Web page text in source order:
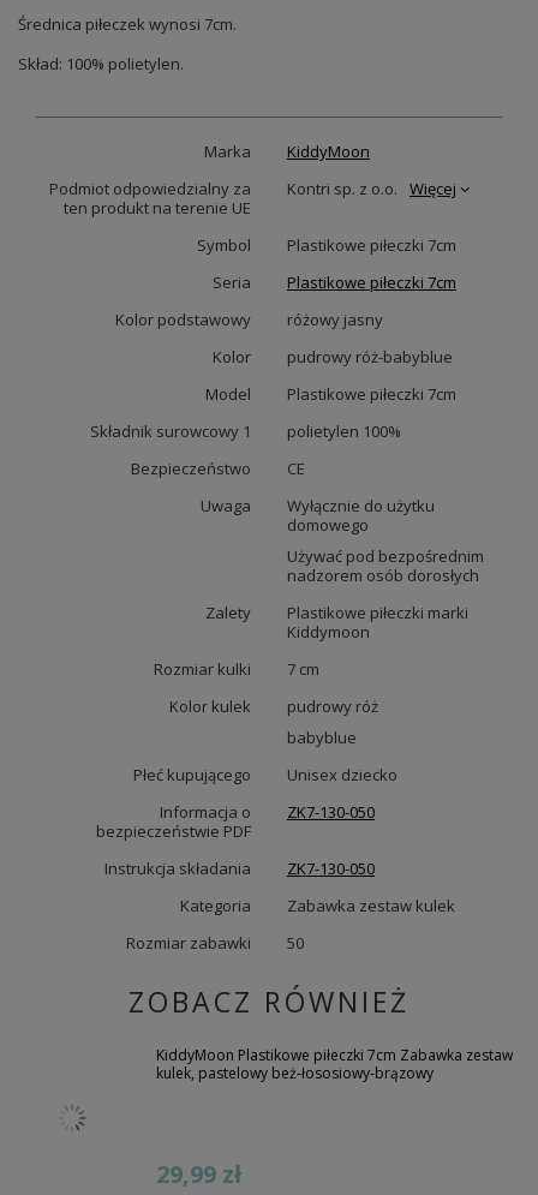
Średnica piłeczek wynosi 7cm.
Skład: 100% polietylen.
Marka
KiddyMoon
Podmiot odpowiedzialny za
ten produkt na terenie UE
Kontri sp. z o.o. Więcej
Symbol
Plastikowe piłeczki 7cm
Seria
Plastikowe piłeczki 7cm
Kolor podstawowy
różowy jasny
Kolor
pudrowy róż-babyblue
Model
Plastikowe piłeczki 7cm
Składnik surowcowy 1
polietylen 100%
Bezpieczeństwo
CE
Uwaga
Wyłącznie do użytku
domowego
Używać pod bezpośrednim
nadzorem osób dorosłych
Zalety
Plastikowe piłeczki marki
Kiddymoon
Rozmiar kulki
7 cm
Kolor kulek
pudrowy róż
babyblue
Płeć kupującego
Unisex dziecko
Informacja o
bezpieczeństwie PDF
ZK7-130-050
Instrukcja składania
ZK7-130-050
Kategoria
Zabawka zestaw kulek
Rozmiar zabawki
50
ZOBACZ RÓWNIEŻ
KiddyMoon Plastikowe piłeczki 7cm Zabawka zestaw
kulek, pastelowy beż-łososiowy-brązowy
29,99 zł